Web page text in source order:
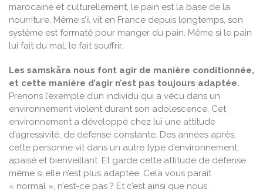
marocaine et culturellement, le pain est la base de la
nourriture. Même s’il vit en France depuis longtemps, son
système est formaté pour manger du pain. Même si le pain
lui fait du mal, le fait souffrir.
Les samskāra nous font agir de manière conditionnée,
et cette manière d’agir n’est pas toujours adaptée.
Prenons l’exemple d’un individu qui a vécu dans un
environnement violent durant son adolescence. Cet
environnement a développé chez lui une attitude
d’agressivité, de défense constante. Des années après,
cette personne vit dans un autre type d’environnement,
apaisé et bienveillant. Et garde cette attitude de défense
même si elle n’est plus adaptée. Cela vous paraît
« normal », n’est-ce pas ? Et c’est ainsi que nous